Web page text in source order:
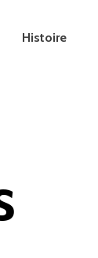
Histoire